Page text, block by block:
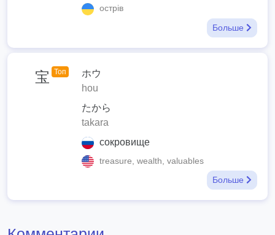
острів
Больше
宝 Топ
ホウ
hou
たから
takara
сокровище
treasure, wealth, valuables
Больше